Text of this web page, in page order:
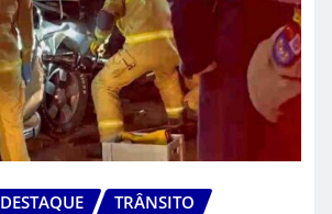
DESTAQUE TRÂNSITO